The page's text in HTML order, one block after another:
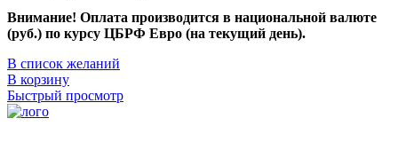
Внимание! Оплата производится в национальной валюте
(руб.) по курсу ЦБРФ Евро (на текущий день).
В список желаний
В корзину
Быстрый просмотр